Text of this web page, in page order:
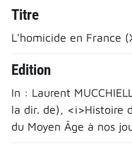
Titre
L'homicide en France
Edition
In : Laurent
la dir. de), <i>Histoire
du Moyen Âge à nos